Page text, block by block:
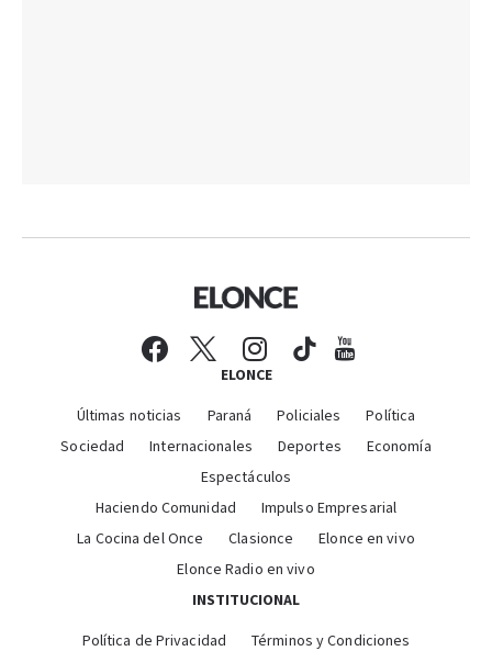
ELONCE
Últimas noticias Paraná Policiales
Política
Sociedad
Internacionales Deportes
Economía
Espectáculos
Haciendo Comunidad
Impulso Empresarial
La Cocina del Once
Clasionce
Elonce en vivo
Elonce Radio en vivo
INSTITUCIONAL
Política de Privacidad Términos y Condiciones